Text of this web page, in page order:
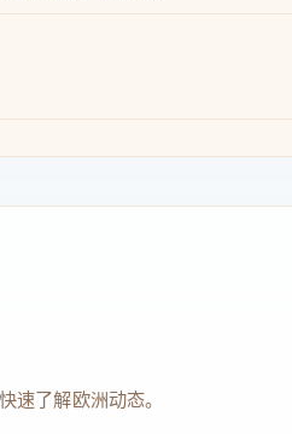
速了解欧洲动态。